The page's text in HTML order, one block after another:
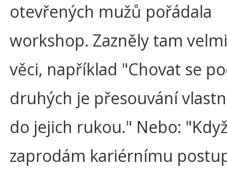
otevřených mužů pořádala
workshop. Zazněly tam
věci, například "Chovat se
druhých je přesouvání
do jejich rukou." Nebo:
zaprodám kariérnímu